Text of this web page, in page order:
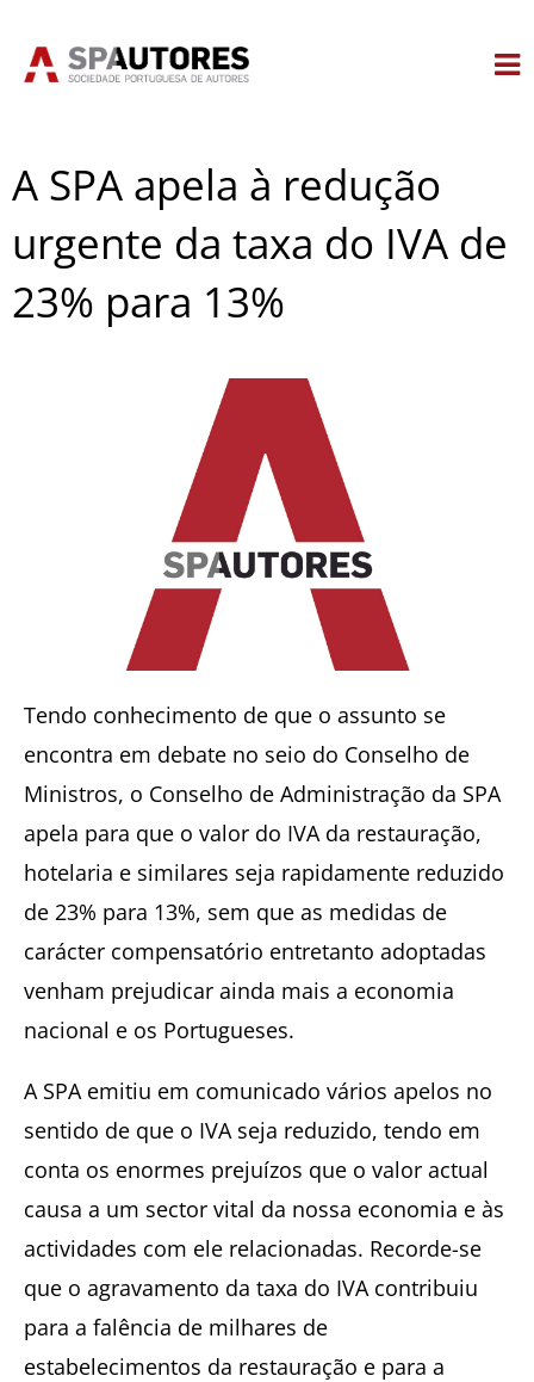
A SPA apela à redução
urgente da taxa do IVA de
23% para 13%
Tendo conhecimento de que o assunto se
encontra em debate no seio do Conselho de
Ministros, o Conselho de Administração da SPA
apela para que o valor do IVA da restauração,
hotelaria e similares seja rapidamente reduzido
de 23% para 13%, sem que as medidas de
carácter compensatório entretanto adoptadas
venham prejudicar ainda mais a economia
nacional e os Portugueses.
A SPA emitiu em comunicado vários apelos no
sentido de que o IVA seja reduzido, tendo em
conta os enormes prejuízos que o valor actual
causa a um sector vital da nossa economia e às
actividades com ele relacionadas. Recorde-se
que o agravamento da taxa do IVA contribuiu
para a falência de milhares de
estabelecimentos da restauração e para a